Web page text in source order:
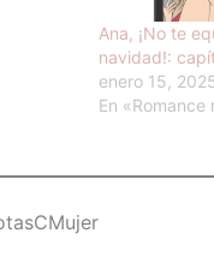
Ana, ¡No te
navidad!:
enero 15,
En «Romance